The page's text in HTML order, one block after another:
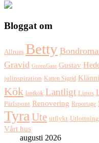
Bloggat om
Allrum Betty
Gravid GreenGate Gustav
julinspiration Katten Sigrid
Kök lantkök Lantligt Linus
Pärlspont Renovering Reportage
TyraUte utflykt Utlottning
Vårt hus
augusti 2026